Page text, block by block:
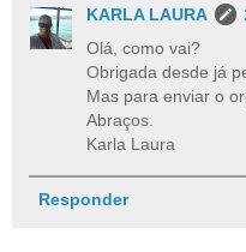
KARLA LAURA
Olá, como vai?
Obrigada desde já
Mas para enviar o
Abraços.
Karla Laura
Responder